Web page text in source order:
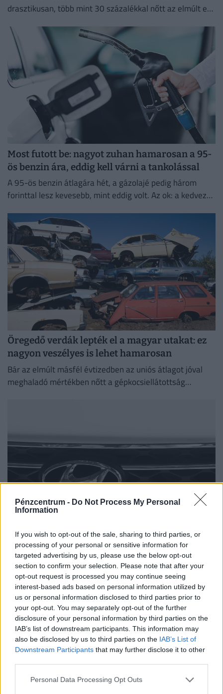
Pénzcentrum - Do Not Process My Personal
Information
If you wish to opt-out of the sale, sharing to third parties, or
processing of your personal or sensitive information for
targeted advertising by us, please use the below opt-out
section to confirm your selection. Please note that after your
opt-out request is processed you may continue seeing
interest-based ads based on personal information utilized by
us or personal information disclosed to third parties prior to
your opt-out. You may separately opt-out of the further
disclosure of your personal information by third parties on the
IAB’s list of downstream participants. This information may
also be disclosed by us to third parties on the IAB’s List of
Downstream Participants that may further disclose it to other
Personal Data Processing Opt Outs
drasztikusan, több mint 30 százalékkal nőtt az elmúlt egy
Most futott be: nagyot zuhan hamarosan a 95-
ös benzin ára, eddig kell várni a tankolással
A 95-ös benzin átlagára hét, a gázolajé pedig három
forinttal lesz kevesebb, mint eddig volt. Az ok: a kedvező
Öregedő verdák lepték el a magyar utakat: ez
nagyon veszélyes is lehet hamarosan
Bár az elmúlt másfél évtizedben az uniós átlagot jóval
meghaladó mértékben nőtt a gépkocsiellátottság
szerzik be így a járműveket az élelmes
magyarok
A Magyar Lízingszövetség szerint a vállalkozások,
különösen a kis- és középvállalkozások továbbra is
meghatározó szerepet töltenek be.